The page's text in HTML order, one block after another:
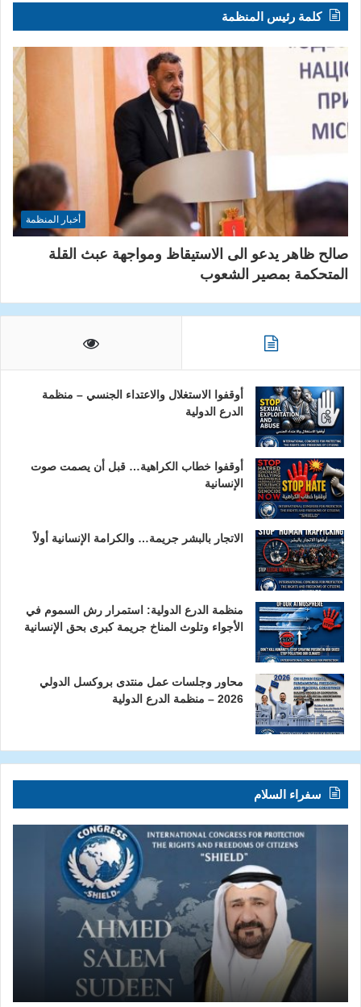
كلمة رئيس المنظمة
أخبار المنظمة
صالح ظاهر يدعو الى الاستيقاظ ومواجهة عبث القلة
المتحكمة بمصير الشعوب
أوقفوا الاستغلال والاعتداء الجنسي – منظمة
الدرع الدولية
أوقفوا خطاب الكراهية… قبل أن يصمت صوت
الإنسانية
الاتجار بالبشر جريمة… والكرامة الإنسانية أولاً
منظمة الدرع الدولية: استمرار رش السموم في
الأجواء وتلوث المناخ جريمة كبرى بحق الإنسانية
محاور وجلسات عمل منتدى بروكسل الدولي
2026 – منظمة الدرع الدولية
سفراء السلام